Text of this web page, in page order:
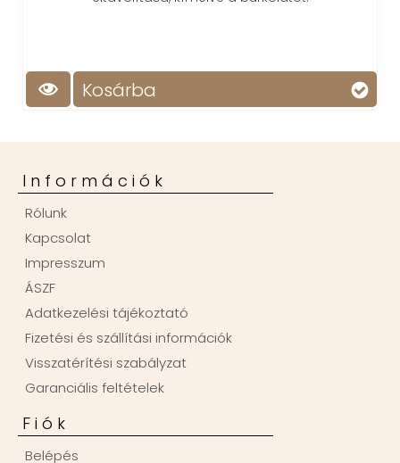
Kosárba
Információk
Rólunk
Kapcsolat
Impresszum
ÁSZF
Adatkezelési tájékoztató
Fizetési és szállítási információk
Visszatérítési szabályzat
Garanciális feltételek
Fiók
Belépés